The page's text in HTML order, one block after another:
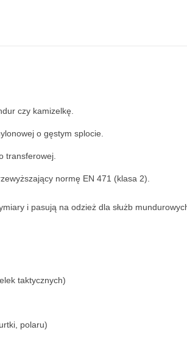
czy kamizelkę.
o gęstym splocie.
transferowej.
normę EN 471 (klasa 2).
i pasują na odzież dla służb
taktycznych)
polaru)